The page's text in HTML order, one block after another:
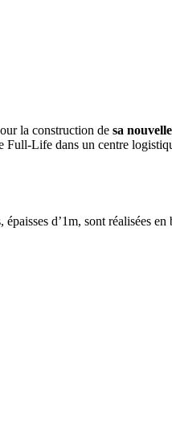
la construction de sa
Life dans un centre
d’1m, sont réalisées